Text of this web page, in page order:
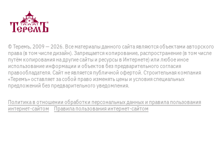
© Теремъ, 2009 — 2026. Все материалы данного сайта являются объектами авторского
права (в том числе дизайн). Запрещается копирование, распространение (в том числе
путём копирования на другие сайты и ресурсы в Интернете) или любое иное
использование информации и объектов без предварительного согласия
правообладателя. Cайт не является публичной офертой. Строительная компания
«Теремъ» оставляет за собой право изменять цены и условия специальных
предложений без предварительного уведомления.
Политика в отношении обработки персональных данных и правила пользования
интернет-сайтом
Правила пользования интернет-сайтом